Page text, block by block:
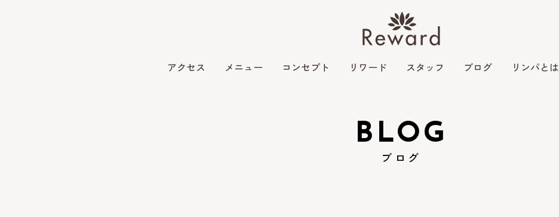
アクセス メニュー コンセプト リワード スタッフ ブログ リンパとは
BLOG
ブログ